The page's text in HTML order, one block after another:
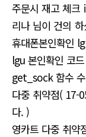
주문시 재고 체
리나 님이 건의
휴대폰본인확인
lgu 본인확인 코
get_sock 함수
다중 취약점( 17-
다. )
영카트 다중 취약